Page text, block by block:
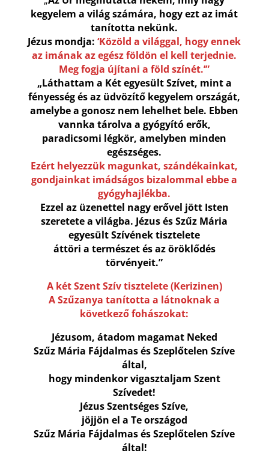
kegyelem a világ számára, hogy ezt az imát
tanította nekünk.
Jézus mondja:‘Közöld a világgal, hogy ennek
az imának az egész földön el kell terjednie.
Meg fogja újítani a föld színét.’”
„Láthattam a Két egyesült Szívet, mint a
fényesség és az üdvözítő kegyelem országát,
amelybe a gonosz nem lehelhet bele. Ebben
vannka tárolva a gyógyító erők,
paradicsomi légkör, amelyben minden
egészséges.
Ezért helyezzük magunkat, szándékainkat,
gondjainkat imádságos bizalommal ebbe a
gyógyhajlékba.
Ezzel az üzenettel nagy erővel jött Isten
szeretete a világba. Jézus és Szűz Mária
egyesült Szívének tisztelete
áttöri a természet és az öröklődés
törvényeit.”
A két Szent Szív tisztelete (Kerizinen)
A Szűzanya tanította a látnoknak a
következő fohászokat:
Jézusom, átadom magamat Neked
Szűz Mária Fájdalmas és Szeplőtelen Szíve
által,
hogy mindenkor vigasztaljam Szent
Szívedet!
Jézus Szentséges Szíve,
jöjjön el a Te országod
Szűz Mária Fájdalmas és Szeplőtelen Szíve
által!